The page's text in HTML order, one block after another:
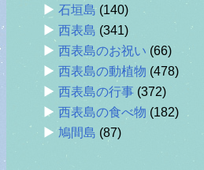
石垣島 (140)
西表島 (341)
西表島のお祝い (66)
西表島の動植物 (478)
西表島の行事 (372)
西表島の食べ物 (182)
鳩間島 (87)